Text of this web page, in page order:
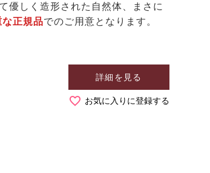
優しく造形された自然体、まさに
な正規品でのご用意となります。
詳細を見る
お気に入りに登録する